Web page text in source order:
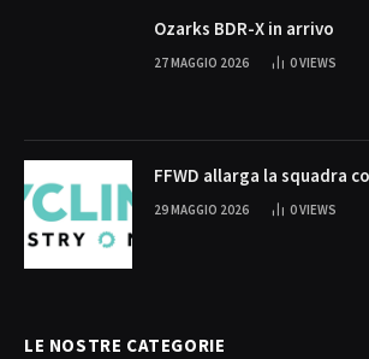
Ozarks BDR-X in arrivo
27 MAGGIO 2026 0VIEWS
FFWD allarga la squadra
29 MAGGIO 2026 0VIEWS
LE NOSTRE CATEGORIE